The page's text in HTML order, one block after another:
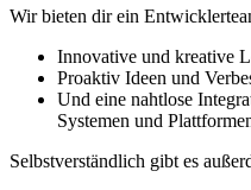
Wir bieten dir ein
Innovative und kreative
Proaktiv Ideen und
Und eine nahtlose
Systemen und
Selbstverständlich gibt es